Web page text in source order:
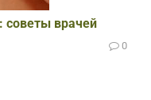
советы врачей
0